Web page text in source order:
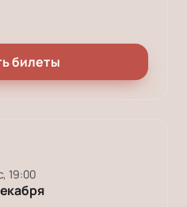
билеты
19:00